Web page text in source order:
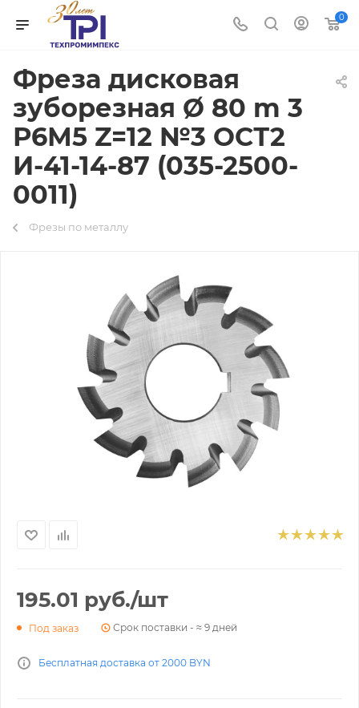
0
Фреза дисковая
зуборезная Ø 80 m 3
Р6М5 Z=12 №3 ОСТ2
И-41-14-87 (035-2500-
0011)
Фрезы по металлу
195.01 руб./шт
Под заказ Срок поставки - ≈ 9 дней
Бесплатная доставка от 2000 BYN